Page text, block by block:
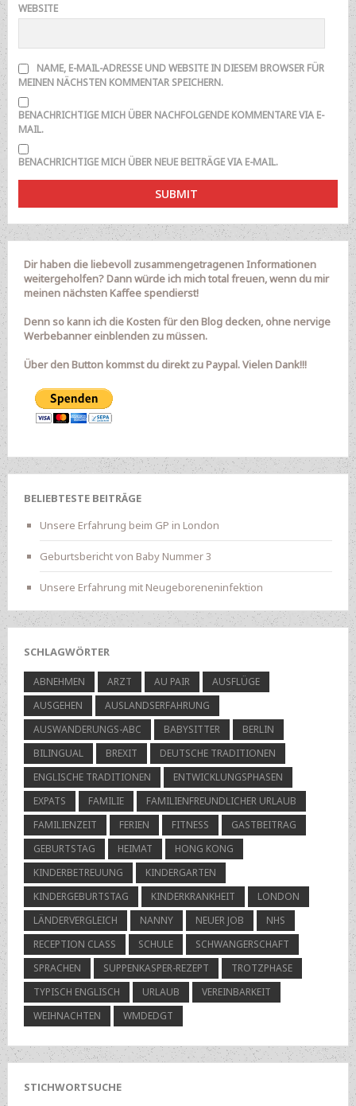
WEBSITE
NAME, E-MAIL-ADRESSE UND WEBSITE IN DIESEM BROWSER FÜR
MEINEN NÄCHSTEN KOMMENTAR SPEICHERN.
BENACHRICHTIGE MICH ÜBER NACHFOLGENDE KOMMENTARE VIA E-
MAIL.
BENACHRICHTIGE MICH ÜBER NEUE BEITRÄGE VIA E-MAIL.
Dir haben die liebevoll zusammengetragenen Informationen
weitergeholfen? Dann würde ich mich total freuen, wenn du mir
meinen nächsten Kaffee spendierst!
Denn so kann ich die Kosten für den Blog decken, ohne nervige
Werbebanner einblenden zu müssen.
Über den Button kommst du direkt zu Paypal. Vielen Dank!!!
BELIEBTESTE BEITRÄGE
Unsere Erfahrung beim GP in London
Geburtsbericht von Baby Nummer 3
Unsere Erfahrung mit Neugeboreneninfektion
SCHLAGWÖRTER
ABNEHMEN ARZT AU PAIR
AUSFLÜGE
AUSGEHEN
AUSLANDSERFAHRUNG
AUSWANDERUNGS-ABC
BABYSITTER
BERLIN
BILINGUAL
BREXIT
DEUTSCHE TRADITIONEN
ENGLISCHE TRADITIONEN
ENTWICKLUNGSPHASEN
EXPATS
FAMILIE
FAMILIENFREUNDLICHER URLAUB
FAMILIENZEIT
FERIEN FITNESS
GASTBEITRAG
GEBURTSTAG
HEIMAT
HONG KONG
KINDERBETREUUNG
KINDERGARTEN
KINDERGEBURTSTAG
KINDERKRANKHEIT
LONDON
LÄNDERVERGLEICH
NANNY NEUER JOB
NHS
RECEPTION CLASS
SCHULE
SCHWANGERSCHAFT
SPRACHEN
SUPPENKASPER-REZEPT
TROTZPHASE
TYPISCH ENGLISCH
URLAUB
VEREINBARKEIT
WEIHNACHTEN
WMDEDGT
STICHWORTSUCHE